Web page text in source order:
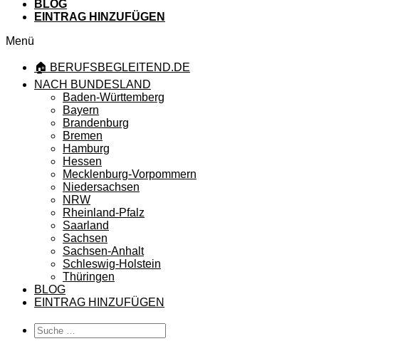
BLOG
EINTRAG HINZUFÜGEN
Menü
🏠 BERUFSBEGLEITEND.DE
NACH BUNDESLAND
Baden-Württemberg
Bayern
Brandenburg
Bremen
Hamburg
Hessen
Mecklenburg-Vorpommern
Niedersachsen
NRW
Rheinland-Pfalz
Saarland
Sachsen
Sachsen-Anhalt
Schleswig-Holstein
Thüringen
BLOG
EINTRAG HINZUFÜGEN